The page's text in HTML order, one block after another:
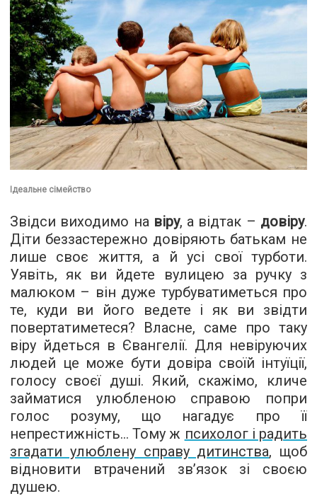
Ідеальне сімейство
Звідси виходимо на віру, а відтак – довіру.
Діти беззастережно довіряють батькам не
лише своє життя, а й усі свої турботи.
Уявіть, як ви йдете вулицею за ручку з
малюком – він дуже турбуватиметься про
те, куди ви його ведете і як ви звідти
повертатиметеся? Власне, саме про таку
віру йдеться в Євангелії. Для невіруючих
людей це може бути довіра своїй інтуїції,
голосу своєї душі. Який, скажімо, кличе
займатися улюбленою справою попри
голос розуму, що нагадує про її
непрестижність… Тому ж психолог і радить
згадати улюблену справу дитинства, щоб
відновити втрачений зв’язок зі своєю
душею.